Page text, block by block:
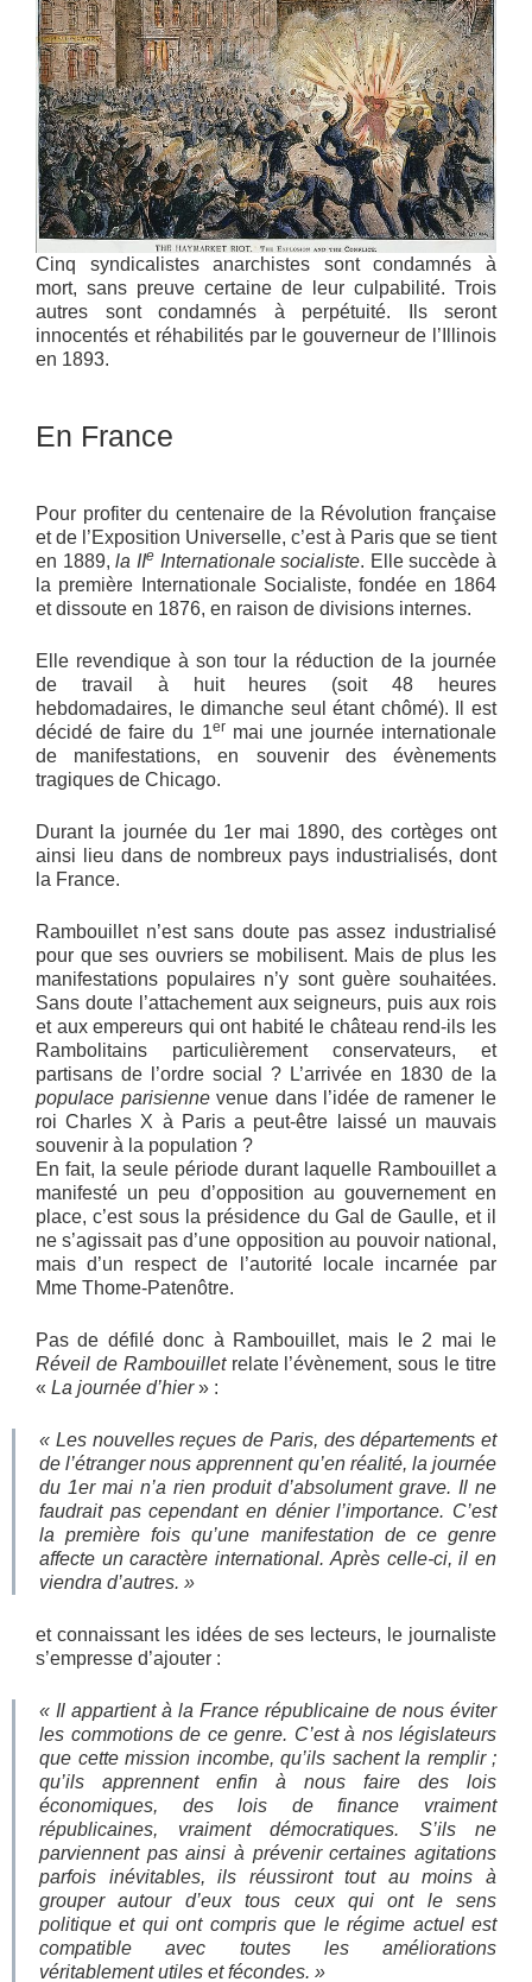
Cinq syndicalistes anarchistes sont condamnés à
mort, sans preuve certaine de leur culpabilité. Trois
autres sont condamnés à perpétuité. Ils seront
innocentés et réhabilités par le gouverneur de l’Illinois
en 1893.
En France
Pour profiter du centenaire de la Révolution française
et de l’Exposition Universelle, c’est à Paris que se tient
en 1889,la IIeInternationale socialiste. Elle succède à
la première Internationale Socialiste, fondée en 1864
et dissoute en 1876, en raison de divisions internes.
Elle revendique à son tour la réduction de la journée
de travail à huit heures (soit 48 heures
hebdomadaires, le dimanche seul étant chômé). Il est
décidé de faire du 1er mai une journée internationale
de manifestations, en souvenir des évènements
tragiques de Chicago.
Durant la journée du 1er mai 1890, des cortèges ont
ainsi lieu dans de nombreux pays industrialisés, dont
la France.
Rambouillet n’est sans doute pas assez industrialisé
pour que ses ouvriers se mobilisent. Mais de plus les
manifestations populaires n’y sont guère souhaitées.
Sans doute l’attachement aux seigneurs, puis aux rois
et aux empereurs qui ont habité le château rend-ils les
Rambolitains particulièrement conservateurs, et
partisans de l’ordre social ? L’arrivée en 1830 de la
populace parisiennevenue dans l’idée de ramener le
roi Charles X à Paris a peut-être laissé un mauvais
souvenir à la population ?
En fait, la seule période durant laquelle Rambouillet a
manifesté un peu d’opposition au gouvernement en
place, c’est sous la présidence du Gal de Gaulle, et il
ne s’agissait pas d’une opposition au pouvoir national,
mais d’un respect de l’autorité locale incarnée par
Mme Thome-Patenôtre.
Pas de défilé donc à Rambouillet, mais le 2 mai le
Réveil de Rambouillet relate l’évènement, sous le titre
« La journée d’hier» :
« Les nouvelles reçues de Paris, des départements et
de l’étranger nous apprennent qu’en réalité, la journée
du 1er mai n’a rien produit d’absolument grave. Il ne
faudrait pas cependant en dénier l’importance. C’est
la première fois qu’une manifestation de ce genre
affecte un caractère international. Après celle-ci, il en
viendra d’autres. »
et connaissant les idées de ses lecteurs, le journaliste
s’empresse d’ajouter :
« Il appartient à la France républicaine de nous éviter
les commotions de ce genre. C’est à nos législateurs
que cette mission incombe, qu’ils sachent la remplir ;
qu’ils apprennent enfin à nous faire des lois
économiques, des lois de finance vraiment
républicaines, vraiment démocratiques. S’ils ne
parviennent pas ainsi à prévenir certaines agitations
parfois inévitables, ils réussiront tout au moins à
grouper autour d’eux tous ceux qui ont le sens
politique et qui ont compris que le régime actuel est
compatible avec toutes les améliorations
véritablement utiles et fécondes. »